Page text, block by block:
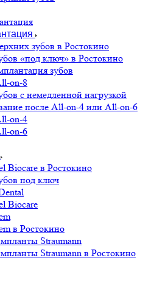
зубов в Ростокино
«под ключ» в Ростокино
зубов
on-8
с немедленной нагрузкой
после All-on-4 или All-on-6
on-4
on-6
Biocare в Ростокино
под ключ
Biocare
в Ростокино
Straumann
Straumann в Ростокино